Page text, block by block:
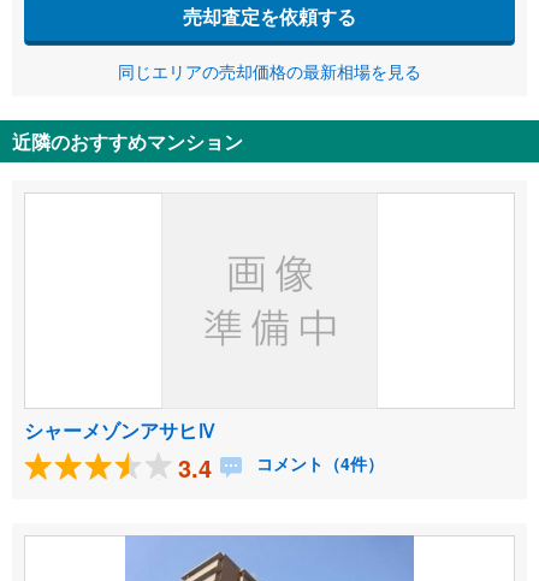
売却査定を依頼する
同じエリアの売却価格の最新相場を見る
近隣のおすすめマンション
シャーメゾンアサヒⅣ
3.4 コメント（4件）